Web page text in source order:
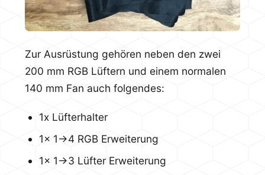
Zur Ausrüstung gehören neben den zwei
200 mm RGB Lüftern und einem normalen
140 mm Fan auch folgendes:
1x Lüfterhalter
1x 1->4 RGB Erweiterung
1x 1->3 Lüfter Erweiterung